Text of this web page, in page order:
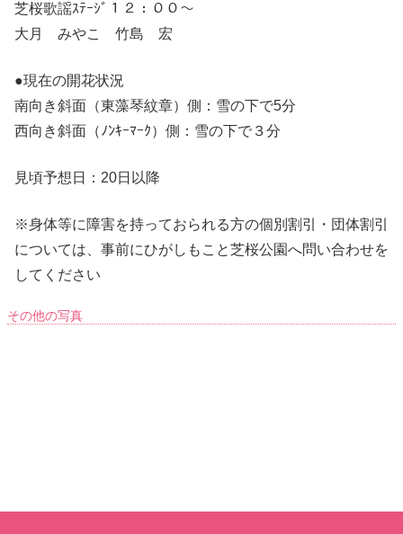
芝桜歌謡ｽﾃｰｼﾞ１２：００～
大月 みやこ 竹島 宏
●現在の開花状況
南向き斜面（東藻琴紋章）側：雪の下で5分
西向き斜面（ﾉﾝｷｰﾏｰｸ）側：雪の下で３分
見頃予想日：20日以降
※身体等に障害を持っておられる方の個別割引・団体割引
については、事前にひがしもこと芝桜公園へ問い合わせを
してください
その他の写真